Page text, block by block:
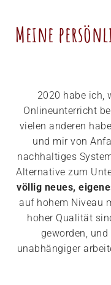
Meine
2020 habe ich,
Onlineunterricht
vielen anderen
und mir von
nachhaltiges
Alternative zum
völlig neues,
auf hohem Niveau
hoher Qualität
geworden,
unabhängiger